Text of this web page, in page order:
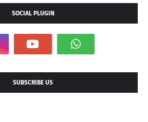
SOCIAL PLUGIN
SUBSCRIBE US